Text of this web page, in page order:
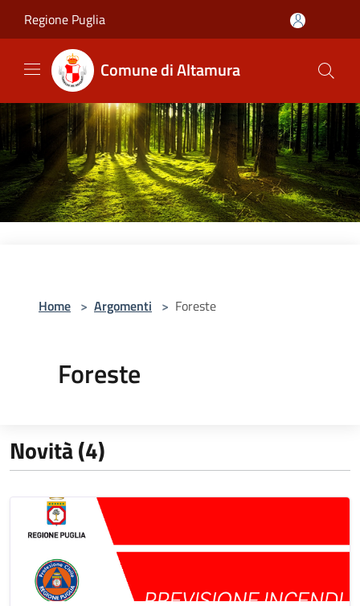
Regione Puglia
Comune di Altamura
Home > Argomenti > Foreste
Foreste
Novità (4)